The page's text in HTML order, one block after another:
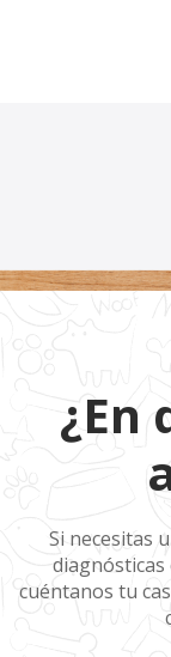
podemos
ayudarte?¿En
Si necesitas
diagnósticas
cuéntanos tu